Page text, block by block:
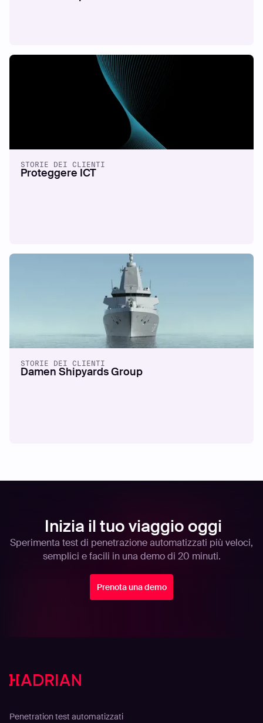
STORIE DEI CLIENTI
Proteggere ICT
STORIE DEI CLIENTI
Damen Shipyards Group
Inizia il tuo viaggio oggi
Sperimenta test di penetrazione automatizzati più veloci,
semplici e facili in una demo di 20 minuti.
Prenota una demo
Penetration test automatizzati